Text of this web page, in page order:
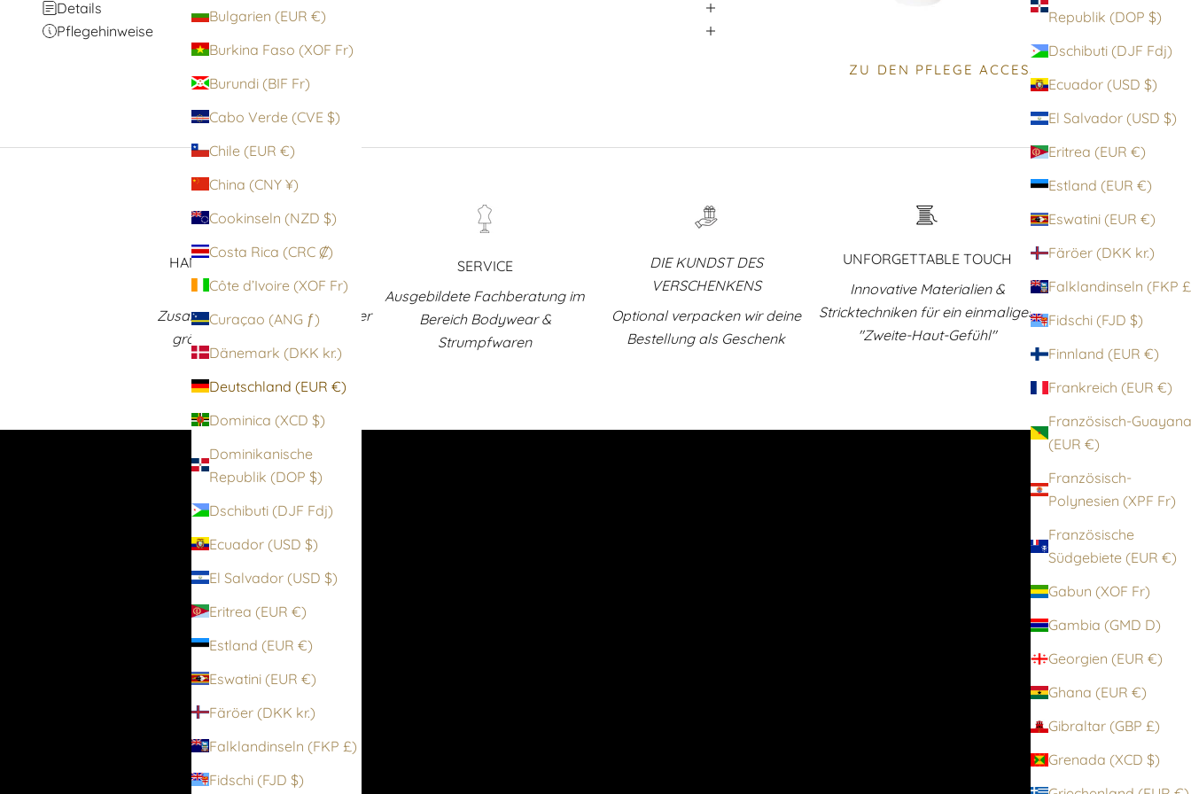
Republik (DOP $)
Dschibuti (DJF Fdj)
Ecuador (USD $)
El Salvador (USD $)
Eritrea (EUR €)
Estland (EUR €)
Eswatini (EUR €)
Färöer (DKK kr.)
Fidschi (FJD $)
Finnland (EUR €)
Frankreich (EUR €)
Französisch-Guayana
(EUR €)
Französisch-
Polynesien (XPF Fr)
Französische
Südgebiete (EUR €)
Gabun (XOF Fr)
Gambia (GMD D)
Georgien (EUR €)
Ghana (EUR €)
Gibraltar (GBP £)
Grenada (XCD $)
Bulgarien (EUR €)
Burkina Faso (XOF Fr)
Burundi (BIF Fr)
Cabo Verde (CVE $)
Chile (EUR €)
China (CNY ¥)
Cookinseln (NZD $)
Costa Rica (CRC ₡)
Côte d’Ivoire (XOF Fr)
Curaçao (ANG ƒ)
Dänemark (DKK kr.)
Deutschland (EUR €)
Dominica (XCD $)
Dominikanische
Republik (DOP $)
Dschibuti (DJF Fdj)
Ecuador (USD $)
El Salvador (USD $)
Eritrea (EUR €)
Estland (EUR €)
Eswatini (EUR €)
Färöer (DKK kr.)
Falklandinseln (FKP £)
Fidschi (FJD $)
ZU DEN PFLEGE ACCESSOIRES
Details
Pflegehinweise
HANDVERLESENE AUSWAHL
In einzigartiger
Zusammenstellung zu einem der
größten Wolford Sortimente
weltweit
SERVICE
Ausgebildete Fachberatung im
Bereich Bodywear &
Strumpfwaren
DIE KUNDST DES
VERSCHENKENS
Optional verpacken wir deine
Bestellung als Geschenk
UNFORGETTABLE TOUCH
Innovative Materialien &
Stricktechniken für ein einmaliges
"Zweite-Haut-Gefühl"